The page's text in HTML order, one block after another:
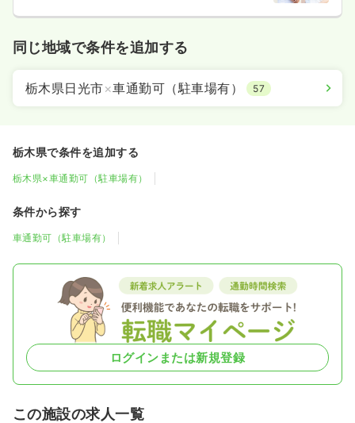
同じ地域で条件を追加する
栃木県日光市×車通勤可（駐車場有） 57
栃木県で条件を追加する
栃木県×車通勤可（駐車場有）
条件から探す
車通勤可（駐車場有）
ログインまたは新規登録
この施設の求人一覧